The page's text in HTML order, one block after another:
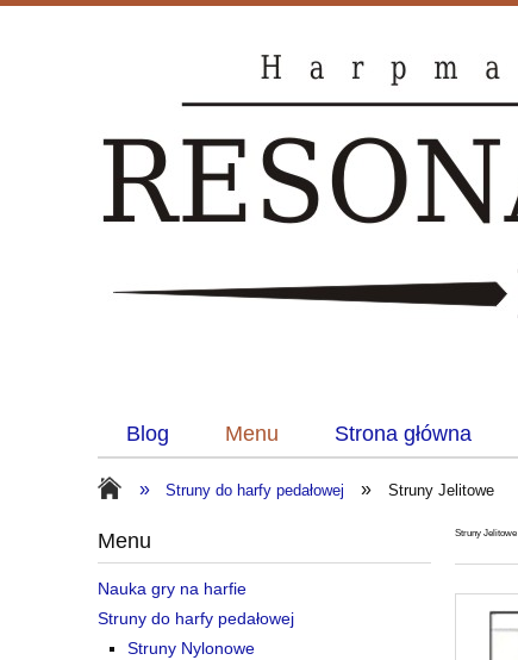
Blog Menu Strona główna
» Struny do harfy pedałowej » Struny Jelitowe
Menu
Nauka gry na harfie
Struny do harfy pedałowej
Struny Nylonowe
Struny Jelitowe